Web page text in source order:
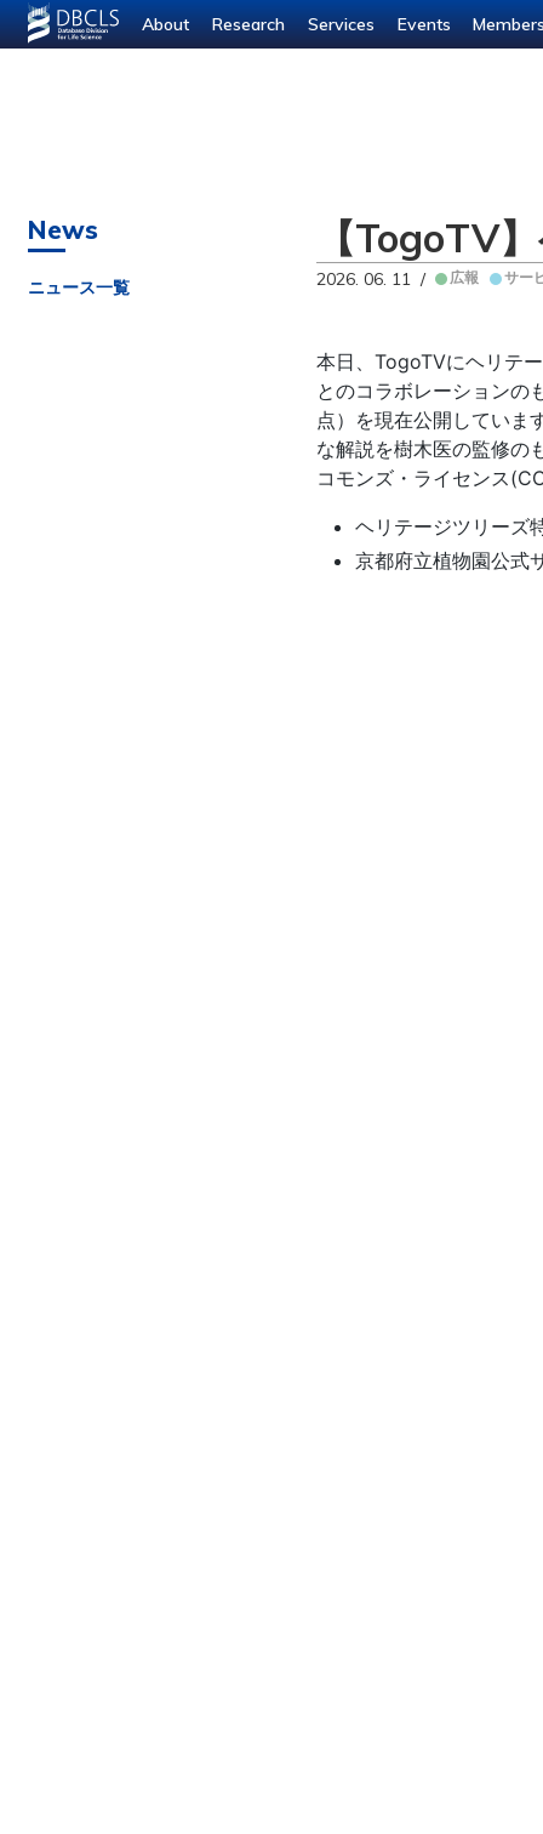
--- --- About Research Services Events
News
ニュース一覧
【TogoTV
2026. 06. 11 / 広報 サー
本日、TogoTVにヘリテ
とのコラボレーションの
点）を現在公開していま
な解説を樹木医の監修の
コモンズ・ライセンス
ヘリテージツリーズ
京都府立植物園公式